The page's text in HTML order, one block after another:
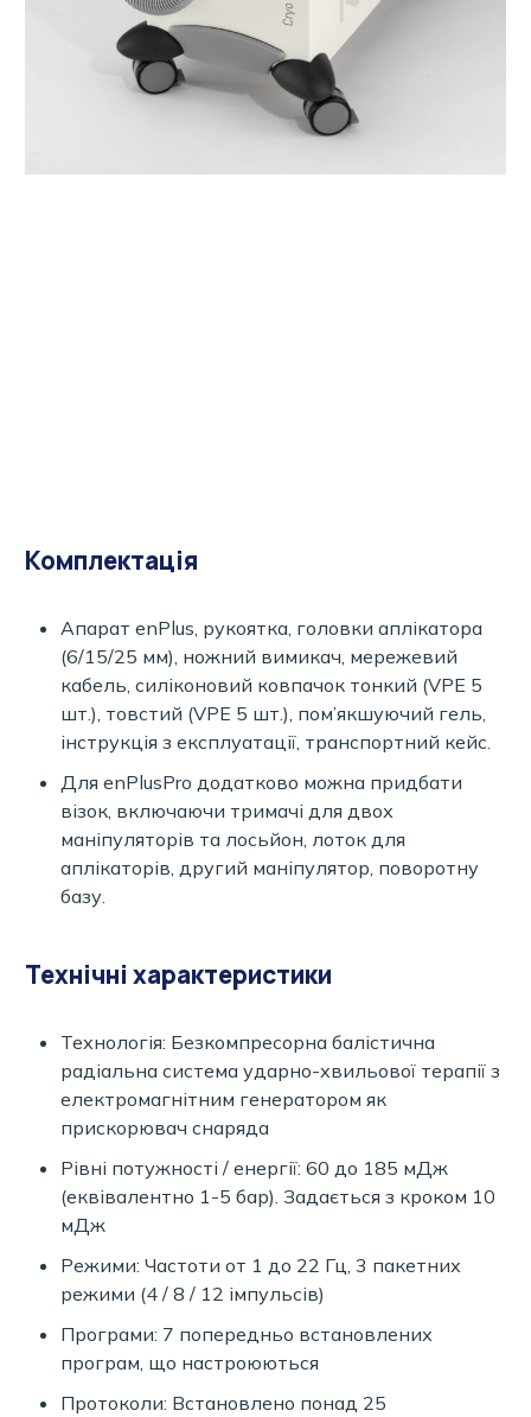
Комплектація
Апарат enPlus, рукоятка, головки аплікатора
(6/15/25 мм), ножний вимикач, мережевий
кабель, силіконовий ковпачок тонкий (VPE 5
шт.), товстий (VPE 5 шт.), пом’якшуючий гель,
інструкція з експлуатації, транспортний кейс.
Для enPlusPro додатково можна придбати
візок, включаючи тримачі для двох
маніпуляторів та лосьйон, лоток для
аплікаторів, другий маніпулятор, поворотну
базу.
Технічні характеристики
Технологія: Безкомпресорна балістична
радіальна система ударно-хвильової терапії з
електромагнітним генератором як
прискорювач снаряда
Рівні потужності / енергії: 60 до 185 мДж
(еквівалентно 1-5 бар). Задається з кроком 10
мДж
Режими: Частоти от 1 до 22 Гц, 3 пакетних
режими (4 / 8 / 12 імпульсів)
Програми: 7 попередньо встановлених
програм, що настроюються
Протоколи: Встановлено понад 25